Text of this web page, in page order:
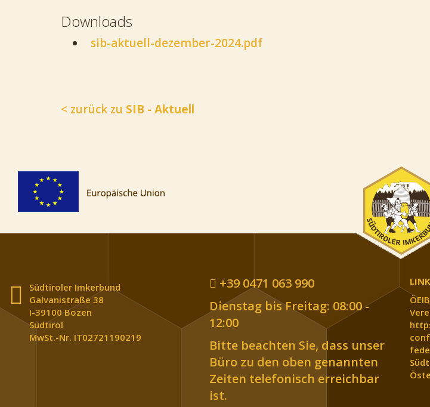
Downloads
sib-aktuell-dezember-2024.pdf
< zurück zu SIB - Aktuell
Südtiroler Imkerbund
Galvanistraße 38
I-39100 Bozen
Südtirol
MwSt.-Nr. IT02721190219
+39 0471 063 990
Dienstag bis Freitag: 08:00 -
12:00
Bitte beachten Sie, dass unser
Büro zu den oben genannten
Zeiten telefonisch erreichbar
ist.
ÖEIB